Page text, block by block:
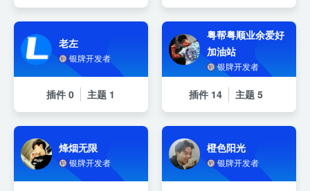
老左
银牌开发者
插件0 主题 1
粤帮粤顺业余爱好
加油站
银牌开发者
插件 14 主题 5
烽烟无限
银牌开发者
橙色阳光
银牌开发者